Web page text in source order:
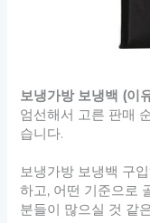
보냉가방 보냉백 (이
엄선해서 고른 판매
습니다.
보냉가방 보냉백 구
하고, 어떤 기준으로
분들이 많으실 것 같